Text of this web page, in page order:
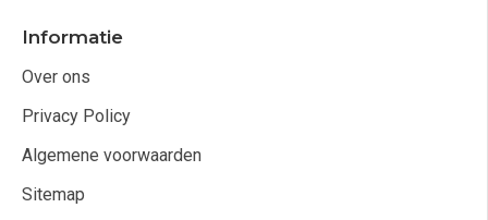
Informatie
Over ons
Privacy Policy
Algemene voorwaarden
Sitemap